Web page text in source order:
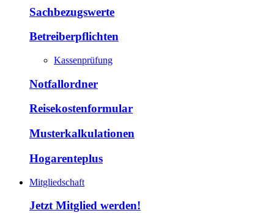
Sachbezugswerte
Betreiberpflichten
Kassenprüfung
Notfallordner
Reisekostenformular
Musterkalkulationen
Hogarenteplus
Mitgliedschaft
Jetzt Mitglied werden!